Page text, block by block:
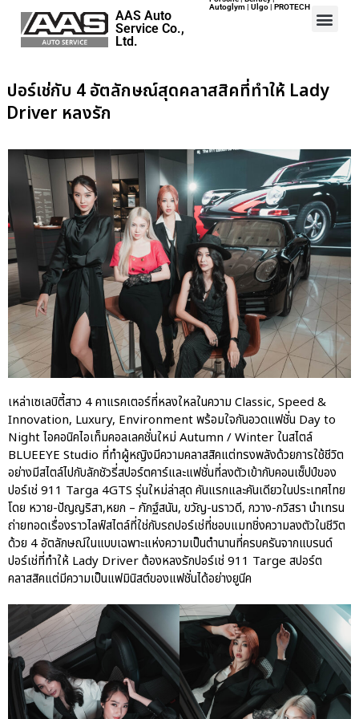
Events
Contact
About Us
ปอร์เช่ เอเอเอสฯ พลิกแนวคิด
After Sale สู่ Porsche Ownership
Experience แบบครบวงจร ผ่าน
เบนท์ลีย์ มอเตอร์ส ตีความ
‘Bentley Diamond’ ใหม่ ดีไซน์
ระดับซิกเนเจอร์ในยนตรกรรม
EV รุ่นแรก พร้อมเปิดตัวกันยายน
นี้
ปอร์เช่ เอเอเอสฯ ยกประสบการณ์
Porsche สู่ Central Northville ใน
งาน AAS Roadshow พร้อมข้อ
เสนอพิเศษ Mid-Year 2026
เบนท์ลีย์ แบงค็อก ส่งมอบองค์
ความรู้การขับขี่รถยนต์เบนท์ลีย์
Extraordinary Chauffeur
Training 2026
Porsche Centre Pattanakarn
เชื่อมโยง Porsche Community
ผ่าน The Big Screen Speed: AAS
Motorsport Live Experience
AAS Auto
Service Co.,
Ltd.
Autoglym | Ulgo | PROTECH
ปอร์เช่กับ 4 อัตลักษณ์สุดคลาสสิคที่ทำให้ Lady
Driver หลงรัก
เหล่าเซเลบิตี้สาว 4 คาแรคเตอร์ที่หลงใหลในความ Classic, Speed &
Innovation, Luxury, Environment พร้อมใจกันอวดแฟชั่น Day to
Night ไอคอนิคไอเท็มคอลเลคชั่นใหม่ Autumn / Winter ในสไตล์
BLUEEYE Studio ที่ทำผู้หญิงมีความคลาสสิคแต่ทรงพลังด้วยการใช้ชีวิต
อย่างมีสไตล์ไปกับลักชัวรี่สปอร์ตคาร์และแฟชั่นที่ลงตัวเข้ากับคอนเซ็ปป์ของ
ปอร์เช่ 911 Targa 4GTS รุ่นใหม่ล่าสุด คันแรกและคันเดียวในประเทศไทย
โดย หวาย-ปัญญริสา,หยก – ภักฐ์สนัน, ขวัญ-นราวดี, กวาง-กวิสรา นำเทรน
ถ่ายทอดเรื่องราวไลฟ์สไตล์ที่ใช่กับรถปอร์เช่ที่ชอบแมทชิ่งความลงตัวในชีวิต
ด้วย 4 อัตลักษณ์ในแบบเฉพาะแห่งความเป็นตำนานที่ครบครันจากแบรนด์
ปอร์เช่ที่ทำให้ Lady Driver ต้องหลงรักปอร์เช่ 911 Targe สปอร์ต
คลาสสิคแต่มีความเป็นแฟมินิสต์ของแฟชั่นได้อย่างยูนีค